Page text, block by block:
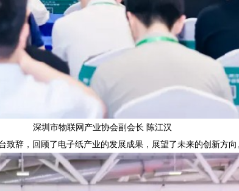
深圳市物联网产业协会副会长 陈江汉
辞，回顾了电子纸产业的发展成果，展望了未来的创新方向